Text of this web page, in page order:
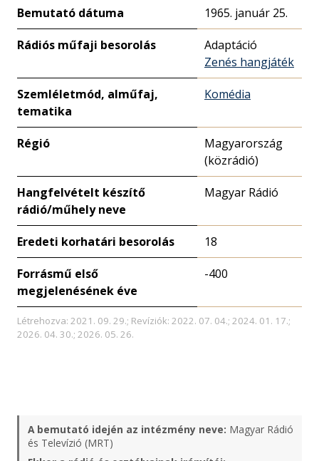
Bemutató dátuma 1965. január 25.
Rádiós műfaji besorolás
Adaptáció
Zenés hangjáték
Szemléletmód, alműfaj,
tematika
Komédia
Régió
Magyarország
(közrádió)
Hangfelvételt készítő
rádió/műhely neve
Magyar Rádió
Eredeti korhatári besorolás 18
Forrásmű első
megjelenésének éve
-400
Létrehozva: 2021. 09. 29.; Revíziók: 2022. 07. 04.; 2024. 01. 17.;
2026. 04. 30.; 2026. 05. 26.
A bemutató idején az intézmény neve: Magyar Rádió
és Televízió (MRT)